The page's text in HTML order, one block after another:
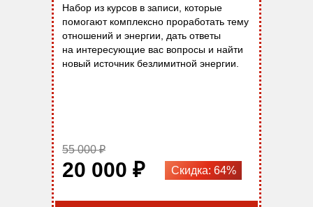
Набор из курсов в записи, которые
помогают комплексно проработать тему
отношений и энергии, дать ответы
на интересующие вас вопросы и найти
новый источник безлимитной энергии.
Скидка: 64%
20 000 ₽
55 000 ₽